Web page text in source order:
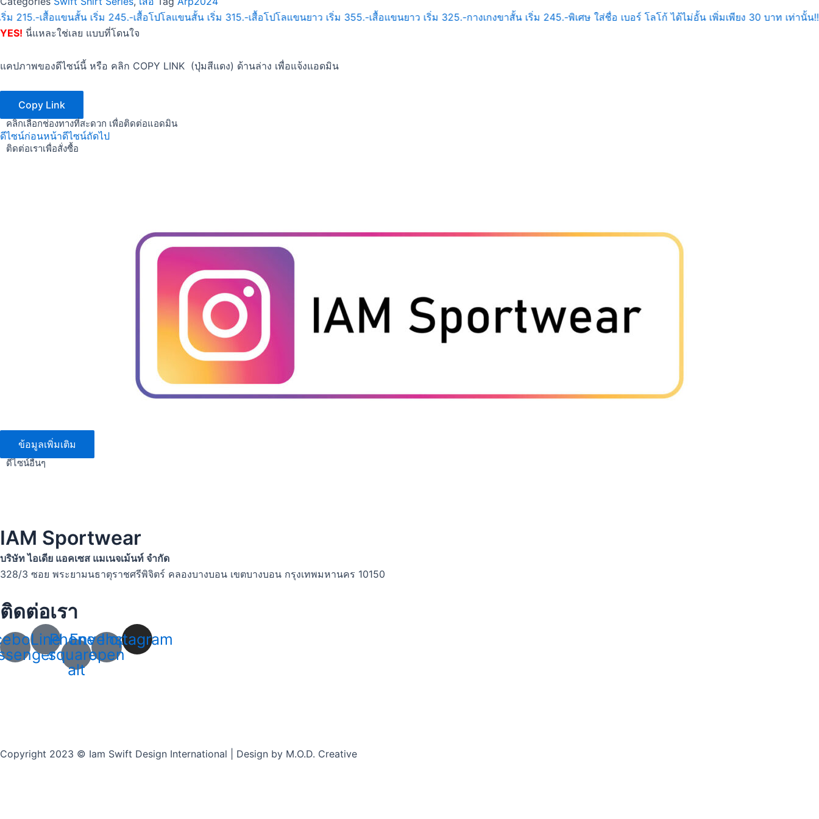
ม 215.-เสื้อแขนสั้น เริ่ม 245.-เสื้อโปโลแขนสั้น เริ่ม 315.-เสื้อโปโลแขนยาว เริ่ม 355.-เสื้อแขนยาว เริ่ม 325.-กางเกงขาสั้น เริ่ม 245.-พิเศษ ใส่ชื่อ เบอร์ โลโก้ ได้ไม่อั้น เพิ่มเพียง 30 บาท เท่านั้น!!
YES! นี่แหละใช่เลย แบบที่โดนใจ
แคปภาพของดีไซน์นี้ หรือ คลิก COPY LINK (ปุ่มสีแดง) ด้านล่าง เพื่อแจ้งแอดมิน
Copy Link
คลิกเลือกช่องทางที่สะดวก เพื่อติดต่อแอดมิน
ดีไซน์ก่อนหน้าดีไซน์ถัดไป
ติดต่อเราเพื่อสั่งซื้อ
ข้อมูลเพิ่มเติม
ดีไซน์อื่นๆ
IAM Sportwear
บริษัท ไอเดีย แอคเซส แมเนจเม้นท์ จำกัด
328/3 ซอย พระยามนธาตุราชศรีพิจิตร์ คลองบางบอน เขตบางบอน กรุงเทพมหานคร 10150
ติดต่อเรา
LinePhone-
square-
alt
Envelope-
open
Instagram
Copyright 2023 © Iam Swift Design International | Design by M.O.D. Creative